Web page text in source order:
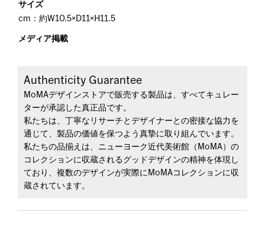
サイズ
cm：約W10.5×D11×H11.5
メディア掲載
Authenticity Guarantee
MoMAデザインストアで販売する製品は、すべてキュレー
ターが承認した真正品です。
私たちは、丁寧なリサーチとデザイナーとの密接な協力を
通じて、製品の価値を保つよう真摯に取り組んでいます。
私たちの品揃えは、ニューヨーク近代美術館（MoMA）の
コレクションに収蔵されるグッドデザインの精神を体現し
ており、複数のデザインが実際にMoMAコレクションに収
蔵されています。